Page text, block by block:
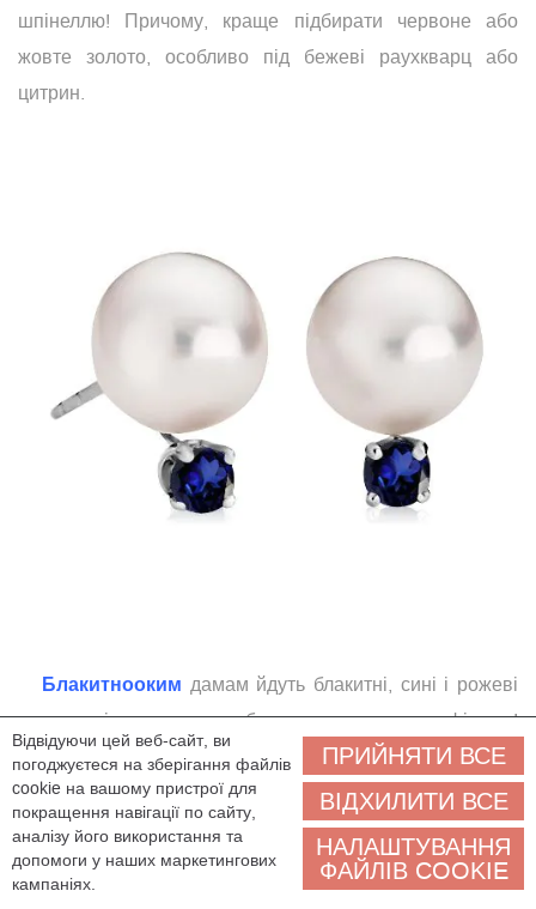
шпінеллю! Причому, краще підбирати червоне або
жовте золото, особливо під бежеві раухкварц або
цитрин.
Блакитнооким дамам йдуть блакитні, сині і рожеві
топази, діаманти, а, особливо, сережки з сапфірами!
Аквамарин, синя шпінель, авартюрін, найніжніша
бірюза − це все ваше! Колір металу краще вибрати під
колір шкіри, якщо вона не дуже бліда, то біле золото
переважніше під холодні блакитні відтінки топазів або
Відвідуючи цей веб-сайт, ви
погоджуєтеся на зберігання файлів
cookie на вашому пристрої для
покращення навігації по сайту,
аналізу його використання та
допомоги у наших маркетингових
кампаніях.
ПРИЙНЯТИ ВСЕ
ВІДХИЛИТИ ВСЕ
НАЛАШТУВАННЯ
ФАЙЛІВ COOKIE